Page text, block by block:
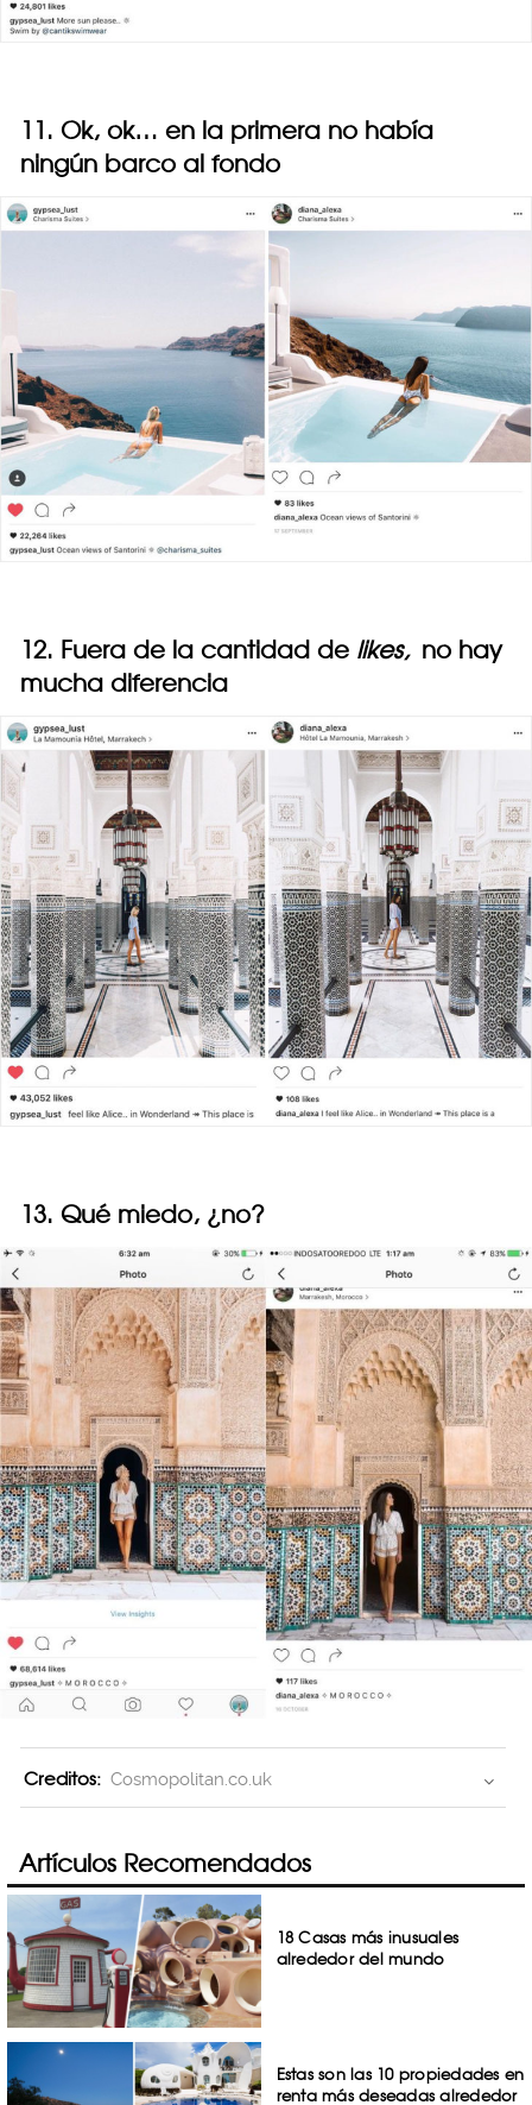
11. Ok, ok… en la primera no había
ningún barco al fondo
12. Fuera de la cantidad de likes, no hay
mucha diferencia
13. Qué miedo, ¿no?
Creditos: Cosmopolitan.co.uk
Artículos Recomendados
18 Casas más inusuales
alrededor del mundo
Estas son las 10 propiedades en
renta más deseadas alrededor